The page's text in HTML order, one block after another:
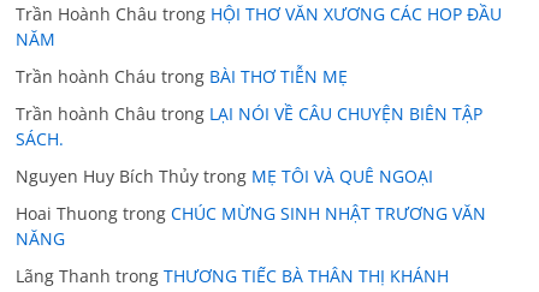
Trần Hoành Châu trong HỘI THƠ VĂN XƯƠNG CÁC HOP ĐẦU
NĂM
Trần hoành Cháu trong BÀI THƠ TIỄN MẸ
Trần hoành Châu trong LẠI NÓI VỀ CÂU CHUYỆN BIÊN TẬP
SÁCH.
Nguyen Huy Bích Thủy trong MẸ TÔI VÀ QUÊ NGOẠI
Hoai Thuong trongCHÚC MỪNG SINH NHẬT TRƯƠNG VĂN
NĂNG
Lãng Thanh trongTHƯƠNG TIẾC BÀ THÂN THỊ KHÁNH